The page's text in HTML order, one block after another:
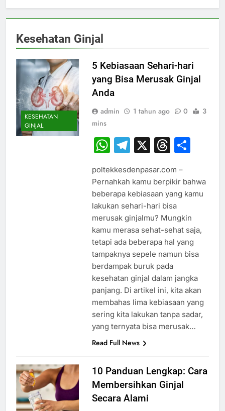
Kesehatan Ginjal
KESEHATAN
GINJAL
5 Kebiasaan Sehari-hari
yang Bisa Merusak Ginjal
Anda
admin 1 tahun ago 0
3
mins
WhatsApp
Telegram
X
poltekkesdenpasar.com –
Pernahkah kamu berpikir bahwa
beberapa kebiasaan yang kamu
lakukan sehari-hari bisa
merusak ginjalmu? Mungkin
kamu merasa sehat-sehat saja,
tetapi ada beberapa hal yang
tampaknya sepele namun bisa
berdampak buruk pada
kesehatan ginjal dalam jangka
panjang. Di artikel ini, kita akan
membahas lima kebiasaan yang
sering kita lakukan tanpa sadar,
yang ternyata bisa merusak…
Read Full News
10 Panduan Lengkap: Cara
Membersihkan Ginjal
Secara Alami